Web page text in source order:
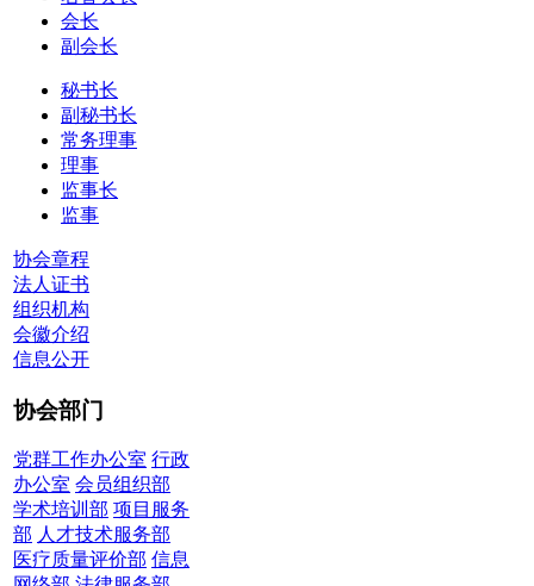
会长
副会长
秘书长
副秘书长
常务理事
理事
监事长
监事
协会章程
法人证书
组织机构
会徽介绍
信息公开
协会部门
党群工作办公室 行政
办公室 会员组织部
学术培训部 项目服务
部 人才技术服务部
医疗质量评价部 信息